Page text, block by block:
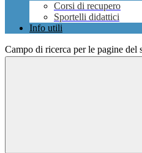
Corsi di recupero
Sportelli didattici
Info utili
Campo di ricerca per le pagine del